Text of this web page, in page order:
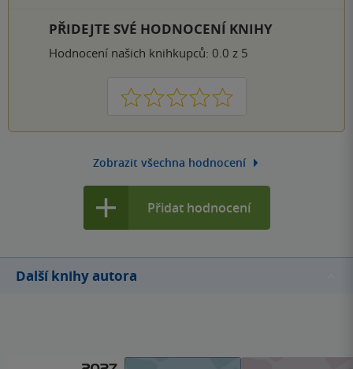
PŘIDEJTE SVÉ HODNOCENÍ KNIHY
Hodnocení našich knihkupců: 0.0 z 5
1 2 3 4 5
Zobrazit všechna hodnocení
Přidat hodnocení
Další knihy autora